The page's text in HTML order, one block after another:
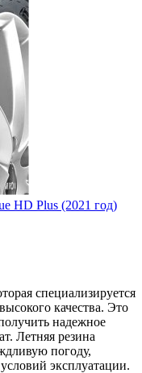
HD Plus (2021 год)
специализируется
качества. Это
надежное
Летняя резина
погоду,
эксплуатации.